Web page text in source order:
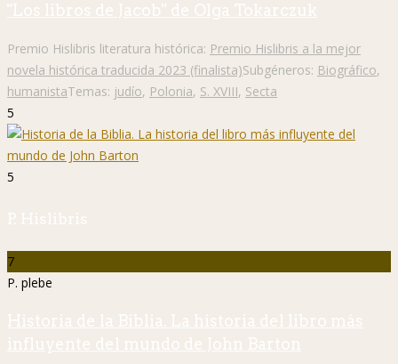
"Los libros de Jacob" de Olga Tokarczuk
Premio Hislibris literatura histórica: Premio Hislibris a la mejor
novela histórica traducida 2023 (finalista)Subgéneros: Biográfico,
humanistaTemas: judío, Polonia, S. XVIII, Secta
5
5
P. Hislibris
7
P. plebe
Historia de la Biblia. La historia del libro más
influyente del mundo de John Barton